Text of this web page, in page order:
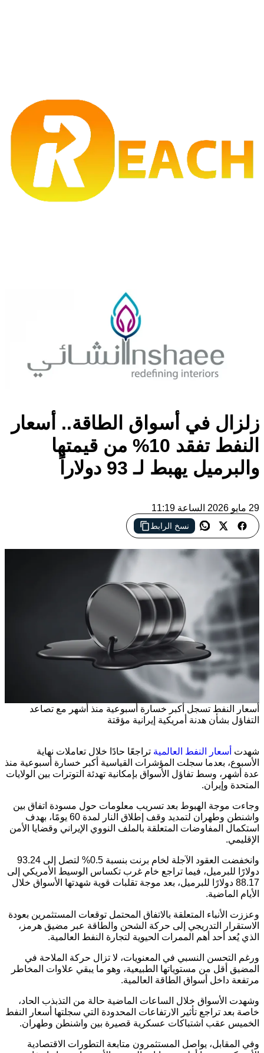
زلزال في أسواق الطاقة.. أسعار
النفط تفقد 10% من قيمتها
والبرميل يهبط لـ 93 دولاراً
29 مايو 2026 الساعة 11:19
نسخ الرابط
أسعار النفط تسجل أكبر خسارة أسبوعية منذ أشهر مع تصاعد
التفاؤل بشأن هدنة أمريكية إيرانية مؤقتة
شهدت أسعار النفط العالمية تراجعًا حادًا خلال تعاملات نهاية
الأسبوع، بعدما سجلت المؤشرات القياسية أكبر خسارة أسبوعية منذ
عدة أشهر، وسط تفاؤل الأسواق بإمكانية تهدئة التوترات بين الولايات
المتحدة وإيران.
وجاءت موجة الهبوط بعد تسريب معلومات حول مسودة اتفاق بين
واشنطن وطهران لتمديد وقف إطلاق النار لمدة 60 يومًا، بهدف
استكمال المفاوضات المتعلقة بالملف النووي الإيراني وقضايا الأمن
الإقليمي.
وانخفضت العقود الآجلة لخام برنت بنسبة 0.5% لتصل إلى 93.24
دولارًا للبرميل، فيما تراجع خام غرب تكساس الوسيط الأمريكي إلى
88.17 دولارًا للبرميل، بعد موجة تقلبات قوية شهدتها الأسواق خلال
الأيام الماضية.
وعززت الأنباء المتعلقة بالاتفاق المحتمل توقعات المستثمرين بعودة
الاستقرار التدريجي إلى حركة الشحن والطاقة عبر مضيق هرمز،
الذي يُعد أحد أهم الممرات الحيوية لتجارة النفط العالمية.
ورغم التحسن النسبي في المعنويات، لا تزال حركة الملاحة في
المضيق أقل من مستوياتها الطبيعية، وهو ما يبقي علاوات المخاطر
مرتفعة داخل أسواق الطاقة العالمية.
وشهدت الأسواق خلال الساعات الماضية حالة من التذبذب الحاد،
خاصة بعد تراجع تأثير الارتفاعات المحدودة التي سجلتها أسعار النفط
الخميس عقب اشتباكات عسكرية قصيرة بين واشنطن وطهران.
وفي المقابل، يواصل المستثمرون متابعة التطورات الاقتصادية